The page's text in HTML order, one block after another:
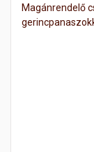
Magánrendelő